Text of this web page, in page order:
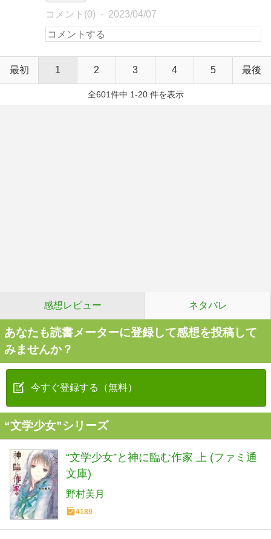
コメント(0) 2023/04/07
最初 1 2 3 4 5 最後
全601件中 1-20 件を表示
感想レビュー ネタバレ
あなたも読書メーターに登録して感想を投稿して
みませんか？
今すぐ登録する（無料）
“文学少女”シリーズ
“文学少女”と神に臨む作家 上 (ファミ通
文庫)
野村美月
4189